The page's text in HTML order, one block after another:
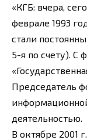
«КГБ: вчера,
феврале 1993
стали
5-я по счету). С
Председатель
деятельностью.
В октябре 2001